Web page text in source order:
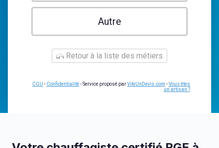
Autre
Retour à la liste des métiers
CGU - Confidentialité- Service proposé parViteUnDevis.com -Vous êtes
un artisan ?